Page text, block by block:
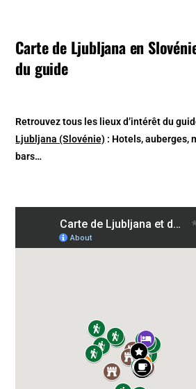
Carte de Ljubljana en
du guide
Retrouvez tous les lieux d’intérêt du
Ljubljana (Slovénie) : Hotels, auberges,
bars…